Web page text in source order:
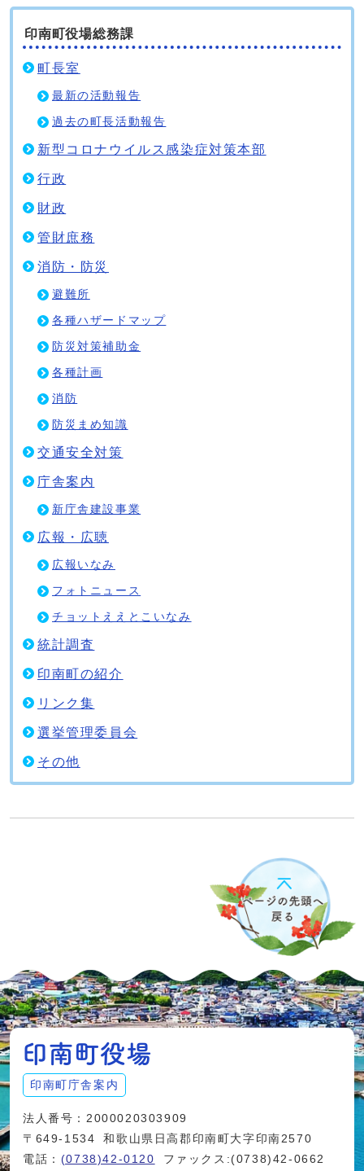
印南町役場総務課
町長室
最新の活動報告
過去の町長活動報告
新型コロナウイルス感染症対策本部
行政
財政
管財庶務
消防・防災
避難所
各種ハザードマップ
防災対策補助金
各種計画
消防
防災まめ知識
交通安全対策
庁舎案内
新庁舎建設事業
広報・広聴
広報いなみ
フォトニュース
チョットええとこいなみ
統計調査
印南町の紹介
リンク集
選挙管理委員会
その他
印南町庁舎案内
法人番号：2000020303909
〒649-1534
和歌山県日高郡印南町大字印南2570
電話： (0738)42-0120 ファックス:(0738)42-0662